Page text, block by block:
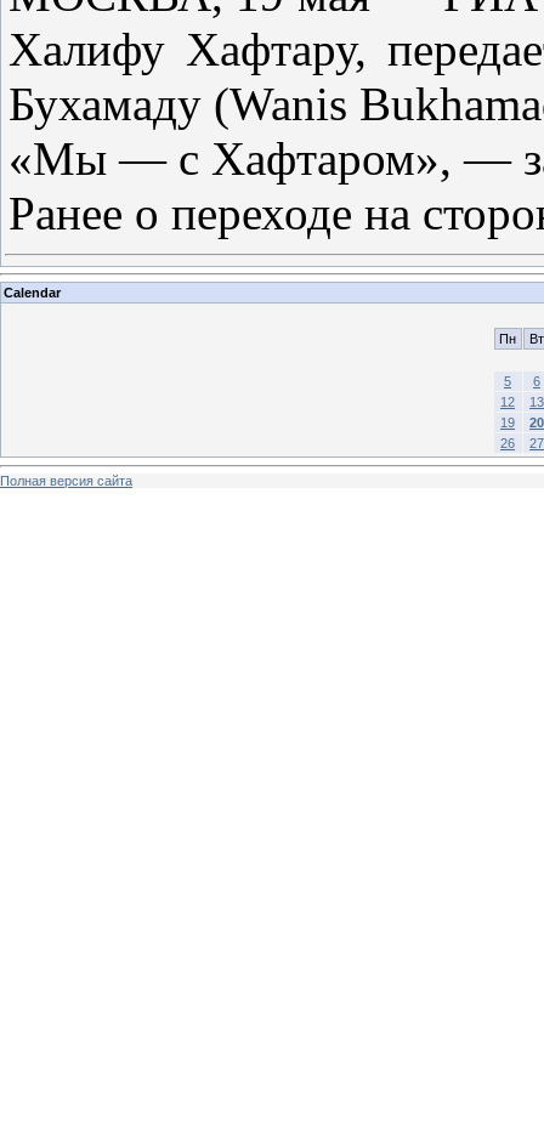
Халифу Хафтару,
Бухамаду (Wanis
«Мы — с Хафтаром», —
Ранее о переходе на
Calendar
Пн Вт
5
6
12
13
19
20
26
27
Полная версия сайта